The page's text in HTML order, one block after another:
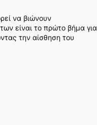
να βιώνουν
είναι το πρώτο βήμα για
την αίσθηση του